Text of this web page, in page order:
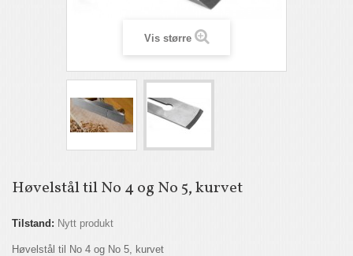
Vis større
Høvelstål til No 4 og No 5, kurvet
Tilstand: Nytt produkt
Høvelstål til No 4 og No 5, kurvet